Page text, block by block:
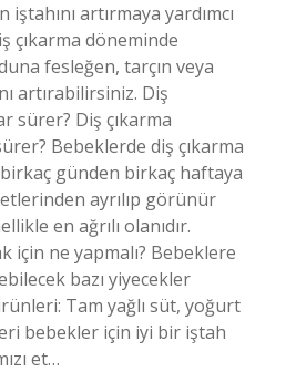
artırmaya yardımcı
çıkarma döneminde
fesleğen, tarçın veya
artırabilirsiniz. Diş
sürer? Diş çıkarma
Bebeklerde diş çıkarma
birkaç günden birkaç haftaya
ayrılıp görünür
en ağrılı olanıdır.
için ne yapmalı? Bebeklere
bazı yiyecekler
Tam yağlı süt, yoğurt
bebekler için iyi bir iştah
et…